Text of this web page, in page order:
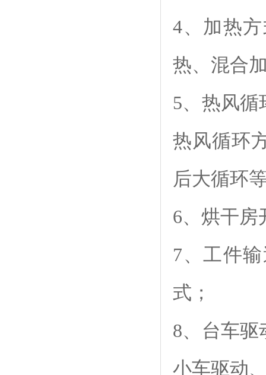
4、加热
热、混合
5、热风
热风循环
后大循环
6、烘干房
7、工件
式；
8、台车
小车驱动